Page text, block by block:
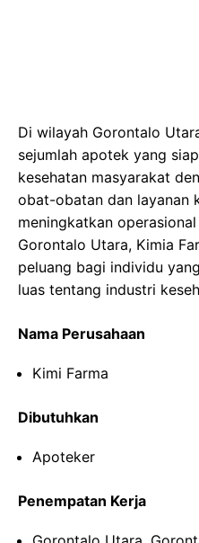
Di wilayah Gorontalo
sejumlah apotek yang
kesehatan masyarakat
obat-obatan dan layanan
meningkatkan
Gorontalo Utara, Kimia
peluang bagi individu
luas tentang industri
Nama Perusahaan
Kimi Farma
Dibutuhkan
Apoteker
Penempatan Kerja